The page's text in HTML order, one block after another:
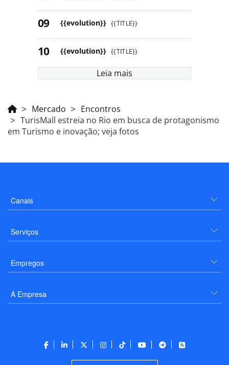
{{evolution}} {{TITLE}}
{{evolution}} {{TITLE}}
Leia mais
Mercado
Encontros
TurisMall estreia no Rio em busca de protagonismo
em Turismo e inovação; veja fotos
Canais
Serviços
Empregos
A Empresa